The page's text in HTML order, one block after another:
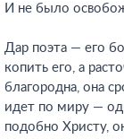
И не было
Дар поэта — его
копить его, а
благородна, она
идет по миру —
подобно Христу,